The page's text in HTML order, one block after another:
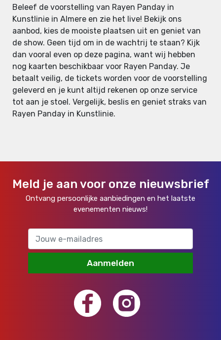
Beleef de voorstelling van Rayen Panday in
Kunstlinie in Almere en zie het live! Bekijk ons
aanbod, kies de mooiste plaatsen uit en geniet van
de show. Geen tijd om in de wachtrij te staan? Kijk
dan vooral even op deze pagina, want wij hebben
nog kaarten beschikbaar voor Rayen Panday. Je
betaalt veilig, de tickets worden voor de voorstelling
geleverd en je kunt altijd rekenen op onze service
tot aan je stoel. Vergelijk, beslis en geniet straks van
Rayen Panday in Kunstlinie.
Meld je aan voor onze nieuwsbrief
Ontvang persoonlijke aanbiedingen en het laatste
evenementen nieuws!
Aanmelden